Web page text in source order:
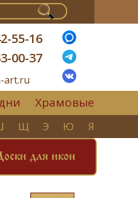
55-16
00-37
art.ru
Храмовые
Щ Э Ю Я
для икон